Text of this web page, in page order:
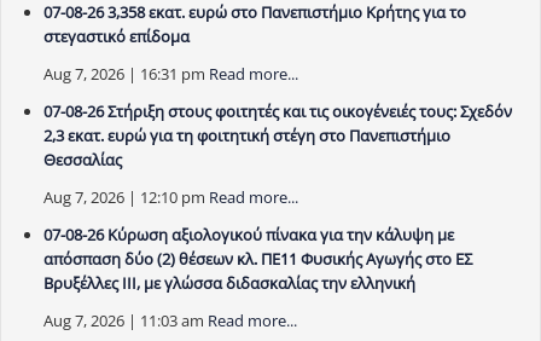
07-08-26 3,358 εκατ. ευρώ στο Πανεπιστήμιο Κρήτης για το
στεγαστικό επίδομα
Aug 7, 2026 | 16:31 pm Read more...
07-08-26 Στήριξη στους φοιτητές και τις οικογένειές τους: Σχεδόν
2,3 εκατ. ευρώ για τη φοιτητική στέγη στο Πανεπιστήμιο
Θεσσαλίας
Aug 7, 2026 | 12:10 pm Read more...
07-08-26 Κύρωση αξιολογικού πίνακα για την κάλυψη με
απόσπαση δύο (2) θέσεων κλ. ΠΕ11 Φυσικής Αγωγής στο ΕΣ
Βρυξέλλες ΙΙΙ, με γλώσσα διδασκαλίας την ελληνική
Aug 7, 2026 | 11:03 am Read more...